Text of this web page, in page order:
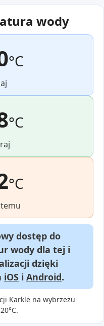
wody
°C
°C
°C
dostęp do
wody dla tej i
dzięki
iOS i Android.
Karklė na wybrzeżu